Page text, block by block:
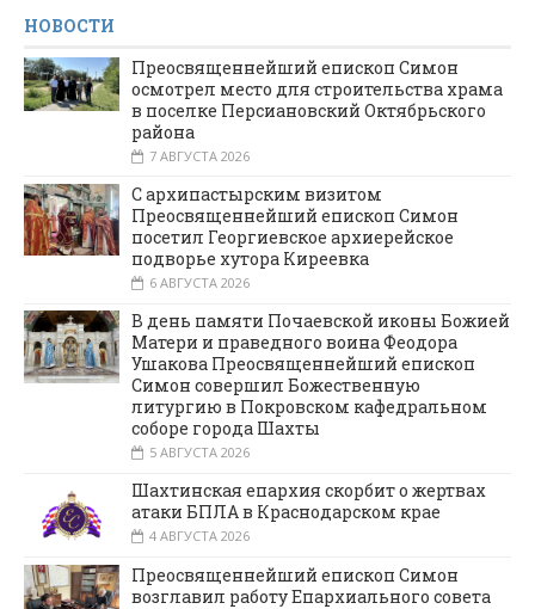
НОВОСТИ
Преосвященнейший епископ Симон
осмотрел место для строительства храма
в поселке Персиановский Октябрьского
района
7 АВГУСТА 2026
С архипастырским визитом
Преосвященнейший епископ Симон
посетил Георгиевское архиерейское
подворье хутора Киреевка
6 АВГУСТА 2026
В день памяти Почаевской иконы Божией
Матери и праведного воина Феодора
Ушакова Преосвященнейший епископ
Симон совершил Божественную
литургию в Покровском кафедральном
соборе города Шахты
5 АВГУСТА 2026
Шахтинская епархия скорбит о жертвах
атаки БПЛА в Краснодарском крае
4 АВГУСТА 2026
Преосвященнейший епископ Симон
возглавил работу Епархиального совета